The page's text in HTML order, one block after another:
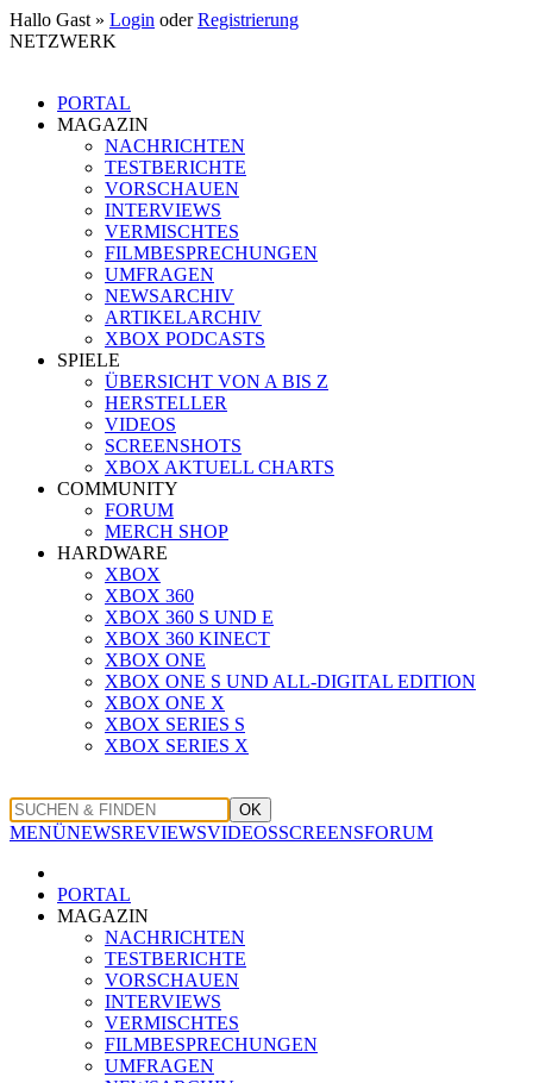
Hallo Gast » Login oderRegistrierung
NETZWERK
PORTAL
MAGAZIN
NACHRICHTEN
TESTBERICHTE
VORSCHAUEN
INTERVIEWS
VERMISCHTES
FILMBESPRECHUNGEN
UMFRAGEN
NEWSARCHIV
ARTIKELARCHIV
XBOX PODCASTS
SPIELE
ÜBERSICHT VON A BIS Z
HERSTELLER
VIDEOS
SCREENSHOTS
XBOX AKTUELL CHARTS
COMMUNITY
FORUM
MERCH SHOP
HARDWARE
XBOX
XBOX 360
XBOX 360 S UND E
XBOX 360 KINECT
XBOX ONE
XBOX ONE S UND ALL-DIGITAL EDITION
XBOX ONE X
XBOX SERIES S
XBOX SERIES X
OK
MENÜNEWSREVIEWSVIDEOSSCREENSFORUM
PORTAL
MAGAZIN
NACHRICHTEN
TESTBERICHTE
VORSCHAUEN
INTERVIEWS
VERMISCHTES
FILMBESPRECHUNGEN
UMFRAGEN